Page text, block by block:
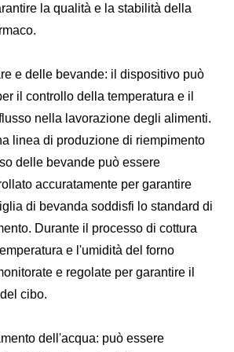
la qualità e la stabilità della
e delle bevande: il dispositivo può
il controllo della temperatura e il
nella lavorazione degli alimenti.
linea di produzione di riempimento
delle bevande può essere
accuratamente per garantire
di bevanda soddisfi lo standard di
Durante il processo di cottura
e l'umidità del forno
e regolate per garantire il
cibo.
dell'acqua: può essere